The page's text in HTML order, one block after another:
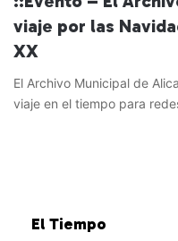
viaje por las
XX
El Archivo Municipal de
viaje en el tiempo para
El Tiempo